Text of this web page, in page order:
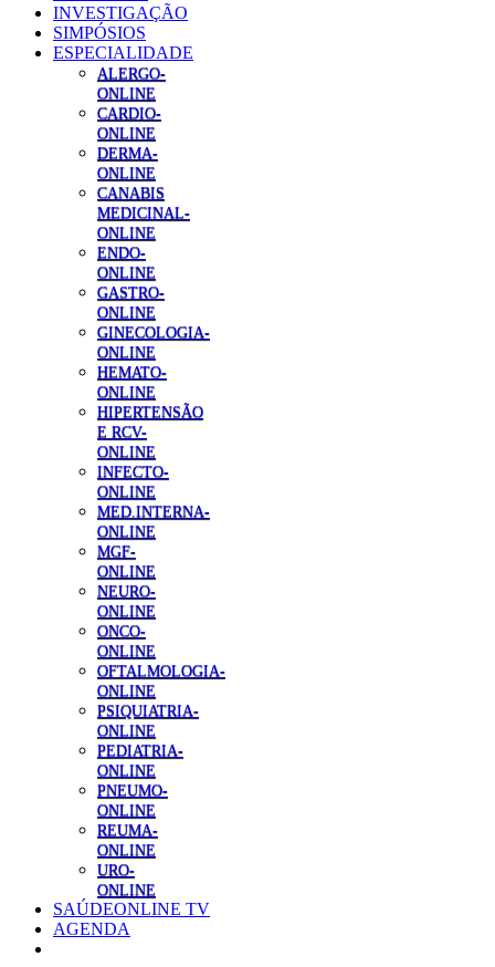
INVESTIGAÇÃO
SIMPÓSIOS
ESPECIALIDADE
ALERGO-
ONLINE
CARDIO-
ONLINE
DERMA-
ONLINE
CANABIS
MEDICINAL-
ONLINE
ENDO-
ONLINE
GASTRO-
ONLINE
GINECOLOGIA-
ONLINE
HEMATO-
ONLINE
HIPERTENSÃO
E RCV-
ONLINE
INFECTO-
ONLINE
MED.INTERNA-
ONLINE
MGF-
ONLINE
NEURO-
ONLINE
ONCO-
ONLINE
OFTALMOLOGIA-
ONLINE
PSIQUIATRIA-
ONLINE
PEDIATRIA-
ONLINE
PNEUMO-
ONLINE
REUMA-
ONLINE
URO-
ONLINE
SAÚDEONLINE TV
AGENDA